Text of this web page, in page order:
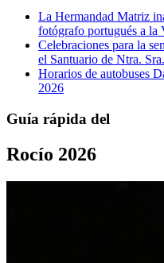
La Hermandad Matriz
fotógrafo portugués a la
Celebraciones para la
el Santuario de Ntra.
Horarios de autobuses
2026
Guía rápida del
Rocío 2026